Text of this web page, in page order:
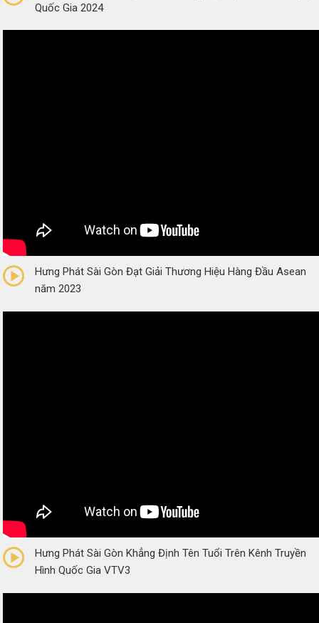
Quốc Gia 2024
(0 Reviews)
Hưng Phát Sài Gòn Đạt Giải Thương Hiệu Hàng Đầu Asean
năm 2023
(0 Reviews)
Hưng Phát Sài Gòn Khẳng Định Tên Tuổi Trên Kênh Truyền
Hình Quốc Gia VTV3